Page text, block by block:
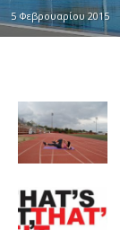
5 Φεβρουαρίου 2015